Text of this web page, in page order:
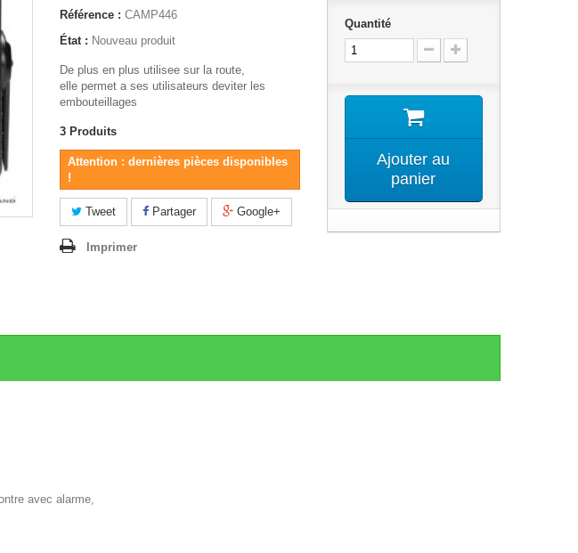
Référence : CAMP446
État : Nouveau produit
De plus en plus utilisee sur la route,
elle permet a ses utilisateurs deviter les
embouteillages
3 Produits
Attention : dernières pièces disponibles
!
Tweet Partager Google+
Imprimer
Quantité
Ajouter au
panier
avec alarme,